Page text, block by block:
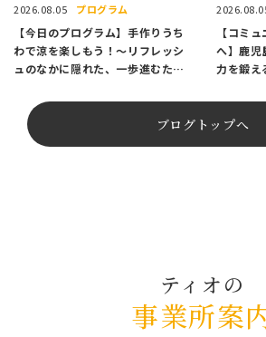
2026.08.05 プログラム
【今日のプログラム】手作りうち
わで涼を楽しもう！〜リフレッシ
ュのなかに隠れた、一歩進むため
【コミ
へ】鹿児
力を鍛
ブログトップへ
ティオの
事業所案